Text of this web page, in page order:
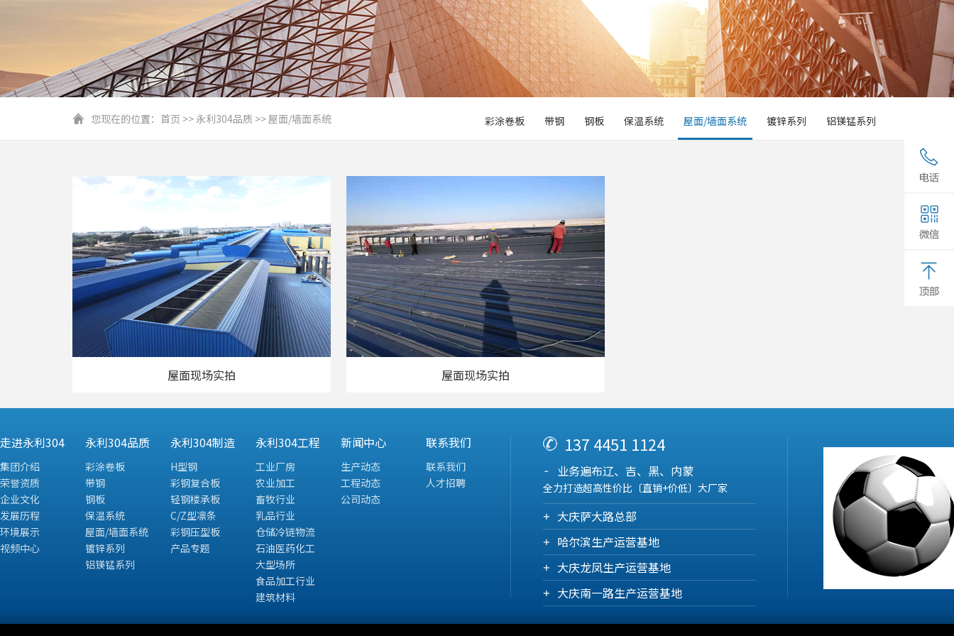
您现在的位置： 首页 >>永利304品质 >>屋面/墙面系统 彩涂卷板 带钢 钢板 保温系统 屋面/墙面系统 镀锌系列 铝镁锰系列
屋面现场实拍 屋面现场实拍
走进永利304
集团介绍
荣誉资质
企业文化
发展历程
环境展示
视频中心
永利304品质
彩涂卷板
带钢
钢板
保温系统
屋面/墙面系统
镀锌系列
铝镁锰系列
永利304制造
H型钢
彩钢复合板
轻钢楼承板
C/Z型凛条
彩钢压型板
产品专题
永利304工程
工业厂房
农业加工
畜牧行业
乳品行业
仓储冷链物流
石油医药化工
大型场所
食品加工行业
建筑材料
新闻中心
生产动态
工程动态
公司动态
联系我们
联系我们
人才招聘
137 4451 1124
业务遍布辽、吉、黑、内蒙
全力打造超高性价比〔直销+价低〕大厂家
大庆萨大路总部
哈尔滨生产运营基地
大庆龙凤生产运营基地
大庆南一路生产运营基地